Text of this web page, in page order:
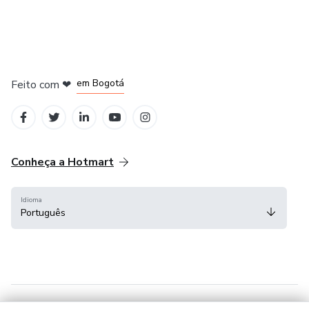
Feito com ❤ em Bogotá
Conheça a Hotmart
Idioma
Português